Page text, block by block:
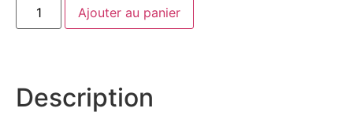
Ajouter au panier
Description